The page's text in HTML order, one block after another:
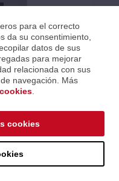
5L
para el correcto
da su consentimiento,
datos de sus
para mejorar
relacionada con sus
navegación. Más
cookies